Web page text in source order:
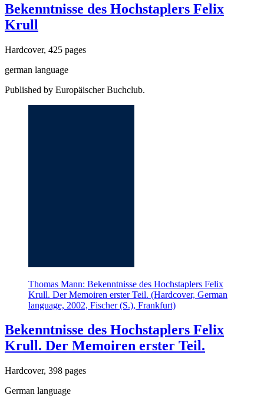
Bekenntnisse des Hochstaplers Felix
Krull
Hardcover, 425 pages
german language
Published by Europäischer Buchclub.
Thomas Mann: Bekenntnisse des Hochstaplers Felix
Krull. Der Memoiren erster Teil. (Hardcover, German
language, 2002, Fischer (S.), Frankfurt)
Bekenntnisse des Hochstaplers Felix
Krull. Der Memoiren erster Teil.
Hardcover, 398 pages
German language